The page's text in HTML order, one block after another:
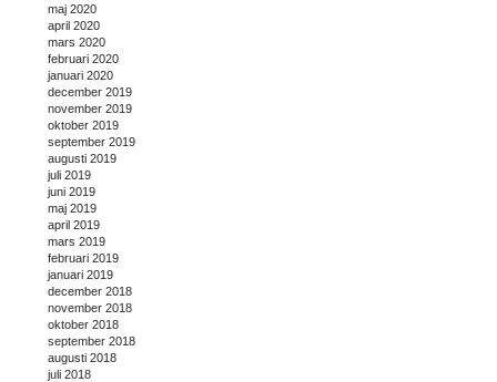
maj 2020
april 2020
mars 2020
februari 2020
januari 2020
december 2019
november 2019
oktober 2019
september 2019
augusti 2019
juli 2019
juni 2019
maj 2019
april 2019
mars 2019
februari 2019
januari 2019
december 2018
november 2018
oktober 2018
september 2018
augusti 2018
juli 2018